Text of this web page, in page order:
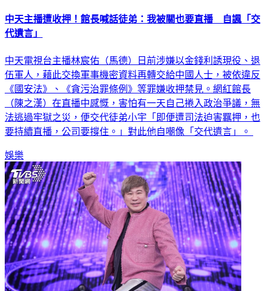
中天主播遭收押！館長喊話徒弟：我被關也要直播 自諷「交
代遺言」
中天電視台主播林宸佑（馬德）日前涉嫌以金錢利誘現役、退
伍軍人，藉此交換軍事機密資料再轉交給中國人士，被依違反
《國安法》、《貪污治罪條例》等罪嫌收押禁見。網紅館長
（陳之漢）在直播中感慨，害怕有一天自己捲入政治爭議，無
法逃過牢獄之災，便交代徒弟小宇「即便遭司法迫害羈押，也
要持續直播，公司要撐住。」對此他自嘲像「交代遺言」。
娛樂